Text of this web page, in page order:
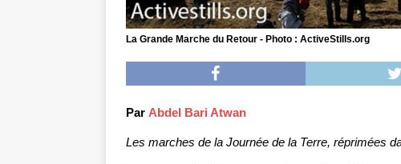
La Grande Marche du Retour - Photo : ActiveStills.org
Par Abdel Bari Atwan
Les marches de la Journée de la Terre, réprimées